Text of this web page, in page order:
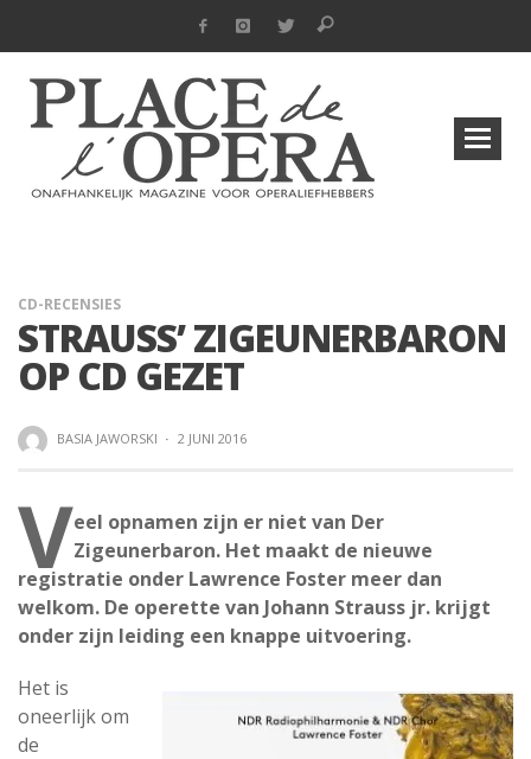
CD-RECENSIES
STRAUSS’ ZIGEUNERBARON
OP CD GEZET
BASIA JAWORSKI · 2 JUNI 2016
Veel opnamen zijn er niet van Der
Zigeunerbaron. Het maakt de nieuwe
registratie onder Lawrence Foster meer dan
welkom. De operette van Johann Strauss jr. krijgt
onder zijn leiding een knappe uitvoering.
Het is
oneerlijk om
de